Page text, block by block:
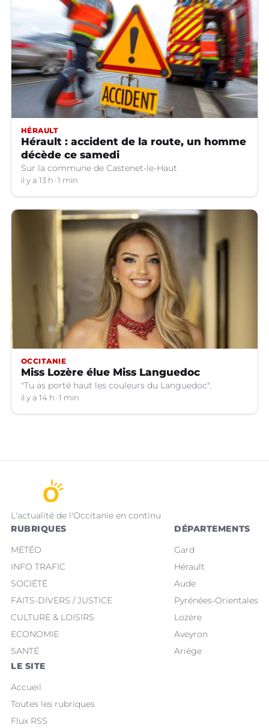
HÉRAULT
Hérault : accident de la route, un homme
décède ce samedi
Sur la commune de Castenet-le-Haut
il y a 13 h 1 min
OCCITANIE
Miss Lozère élue Miss Languedoc
"Tu as porté haut les couleurs du Languedoc".
il y a 14 h 1 min
L'actualité de l'Occitanie en continu
RUBRIQUES
MÉTÉO
INFO TRAFIC
SOCIÉTÉ
FAITS-DIVERS / JUSTICE
CULTURE & LOISIRS
ECONOMIE
SANTÉ
DÉPARTEMENTS
Gard
Hérault
Aude
Pyrénées-Orientales
Lozère
Aveyron
Ariège
LE SITE
Accueil
Toutes les rubriques
Flux RSS